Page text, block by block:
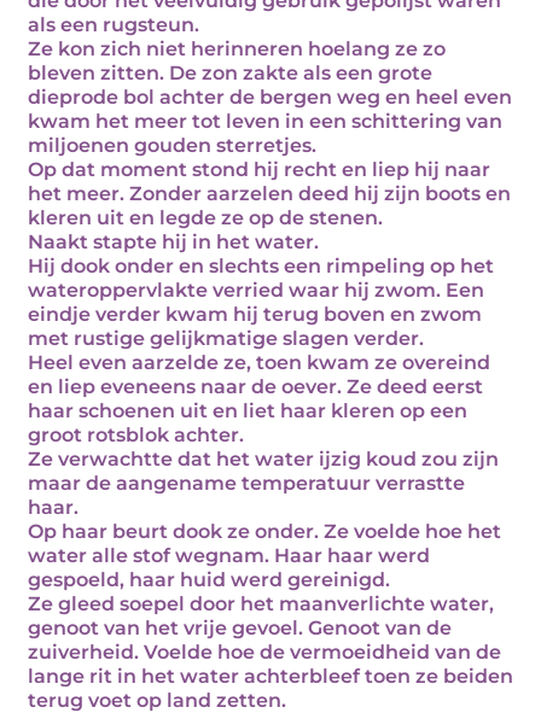
als een rugsteun.
Ze kon zich niet herinneren hoelang ze zo
bleven zitten. De zon zakte als een grote
dieprode bol achter de bergen weg en heel even
kwam het meer tot leven in een schittering van
miljoenen gouden sterretjes.
Op dat moment stond hij recht en liep hij naar
het meer. Zonder aarzelen deed hij zijn boots en
kleren uit en legde ze op de stenen.
Naakt stapte hij in het water.
Hij dook onder en slechts een rimpeling op het
wateroppervlakte verried waar hij zwom. Een
eindje verder kwam hij terug boven en zwom
met rustige gelijkmatige slagen verder.
Heel even aarzelde ze, toen kwam ze overeind
en liep eveneens naar de oever. Ze deed eerst
haar schoenen uit en liet haar kleren op een
groot rotsblok achter.
Ze verwachtte dat het water ijzig koud zou zijn
maar de aangename temperatuur verrastte
haar.
Op haar beurt dook ze onder. Ze voelde hoe het
water alle stof wegnam. Haar haar werd
gespoeld, haar huid werd gereinigd.
Ze gleed soepel door het maanverlichte water,
genoot van het vrije gevoel. Genoot van de
zuiverheid. Voelde hoe de vermoeidheid van de
lange rit in het water achterbleef toen ze beiden
terug voet op land zetten.